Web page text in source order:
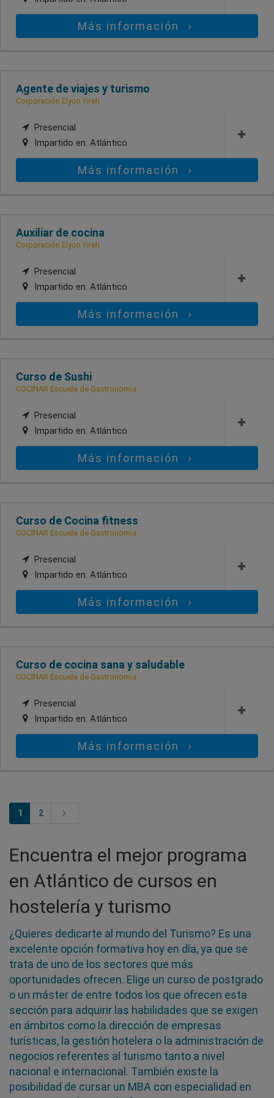
Más información
Agente de viajes y turismo
Corporación Elyon Yireh
Presencial
Impartido en: Atlántico
Más información
Auxiliar de cocina
Corporación Elyon Yireh
Presencial
Impartido en: Atlántico
Más información
Curso de Sushi
COCINAR Escuela de Gastronomía
Presencial
Impartido en: Atlántico
Más información
Curso de Cocina fitness
COCINAR Escuela de Gastronomía
Presencial
Impartido en: Atlántico
Más información
Curso de cocina sana y saludable
COCINAR Escuela de Gastronomía
Presencial
Impartido en: Atlántico
Más información
1 2
Encuentra el mejor programa
en Atlántico de cursos en
hostelería y turismo
¿Quieres dedicarte al mundo del Turismo? Es una
excelente opción formativa hoy en día, ya que se
trata de uno de los sectores que más
oportunidades ofrecen. Elige un curso de postgrado
o un máster de entre todos los que ofrecen esta
sección para adquirir las habilidades que se exigen
en ámbitos como la dirección de empresas
turísticas, la gestión hotelera o la administración de
negocios referentes al turismo tanto a nivel
nacional e internacional. También existe la
posibilidad de cursar un MBA con especialidad en